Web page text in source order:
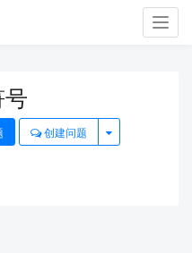
创建问题